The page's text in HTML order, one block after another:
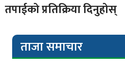
तपाईको प्रतिक्रिया दिनुहोस्
ताजा समाचार